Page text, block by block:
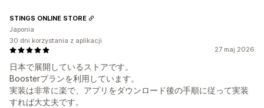
27 maj 2026
日本で展開しているストアです。
Boosterプランを利用しています。
実装は非常に楽で、アプリをダウンロード後の手順に従って実装
すれば大丈夫です。
STINGS ONLINE STORE
Japonia
30 dni korzystania z aplikacji